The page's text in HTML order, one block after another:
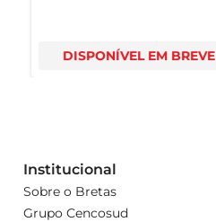
DISPONÍVEL EM BREVE
Institucional
Sobre o Bretas
Grupo Cencosud